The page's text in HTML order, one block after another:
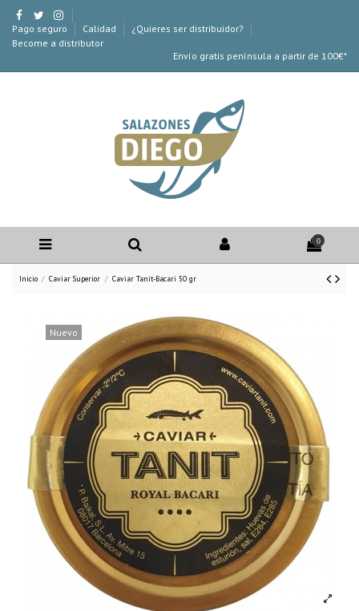
Pago seguro Calidad
¿Quieres ser distribuidor?
Become a distributor
Envío gratis península a partir de 100€*
0
Inicio Caviar Superior Caviar Tanit-Bacari 50 gr
Nuevo